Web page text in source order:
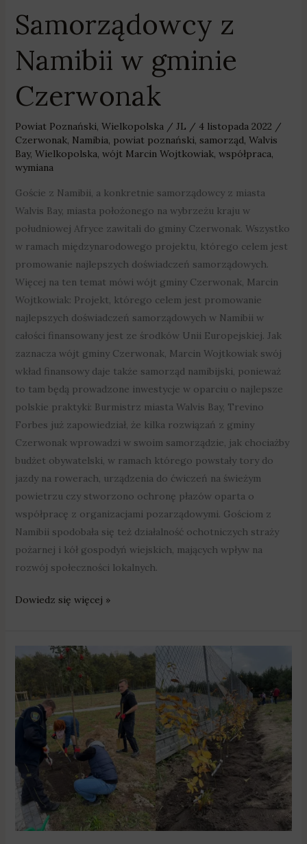
Samorządowcy z
Namibii w gminie
Czerwonak
Powiat Poznański, Wielkopolska/ JL / 4 listopada 2022 /
Czerwonak, Namibia, powiat poznański, samorząd, Walvis
Bay, Wielkopolska, wójt Marcin Wojtkowiak, współpraca,
wymiana
Goście z Namibii, a konkretnie samorządowcy z miasta
Walvis Bay, miasta położonego na wybrzeżu kraju w
południowej Afryce zawitali do gminy Czerwonak. Wszystko
w ramach międzynarodowego projektu, którego celem jest
promowanie najlepszych doświadczeń samorządowych.
Więcej na ten temat mówi wójt gminy Czerwonak, Marcin
Wojtkowiak: Projekt, którego celem jest promowanie
najlepszych doświadczeń samorządowych w Namibii w
całości finansowany jest ze środków Unii Europejskiej. Jak
zaznacza wójt gminy Czerwonak, Marcin Wojtkowiak swój
wkład finansowy daje także samorząd namibijski, ponieważ
to tam będą prowadzone inwestycje w oparciu o najlepsze
polskie praktyki: Burmistrz miasta Walvis Bay, Trevino
Forbes już zapowiedział, że kilka rozwiązań z gminy
Czerwonak wprowadzi w swoim samorządzie, jak chociażby
budżet obywatelski, w ramach którego powstały tory do
jazdy na rowerach, urządzenia do ćwiczeń na świeżym
powietrzu czy stworzono ochronę płazów oparta o
współpracę z organizacjami pozarządowymi. Gościom z
Namibii spodobała się też działalność ochotniczych straży
pożarnej i kół gospodyń wiejskich, mających wpływ na
rozwój społeczności lokalnych.
Dowiedz się więcej »
Urzędnicy
posadzili
drzewa
–
zaoszczędzili
tysięcy
złotych